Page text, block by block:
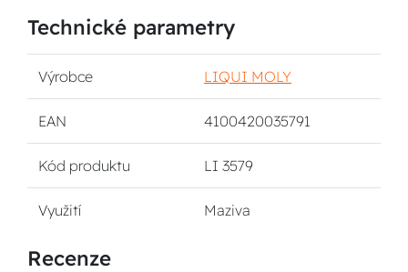
Technické parametry
Výrobce LIQUI MOLY
EAN 4100420035791
Kód produktu LI 3579
Využití Maziva
Recenze